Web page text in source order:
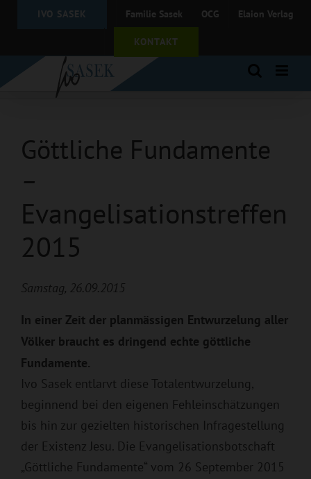
IVO SASEK Familie Sasek OCG Elaion Verlag
KONTAKT
Göttliche Fundamente
–
Evangelisationstreffen
2015
Samstag, 26.09.2015
In einer Zeit der planmässigen Entwurzelung aller
Völker braucht es dringend echte göttliche
Fundamente.
Ivo Sasek entlarvt diese Totalentwurzelung,
beginnend bei den eigenen Fehleinschätzungen
bis hin zur gezielten historischen Infragestellung
der Existenz Jesu. Die Evangelisationsbotschaft
„Göttliche Fundamente“ vom 26 September 2015